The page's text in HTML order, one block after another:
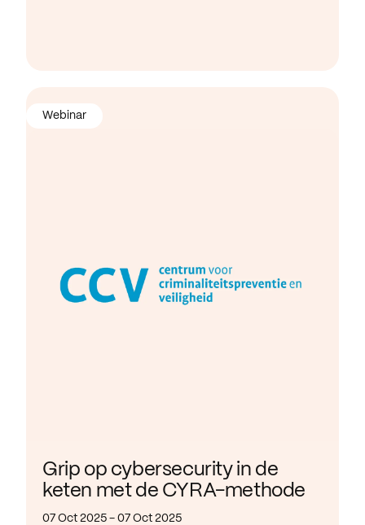
Grip op cybersecurity in de
keten met de CYRA-methode
07 Oct 2025 - 07 Oct 2025
Webinar